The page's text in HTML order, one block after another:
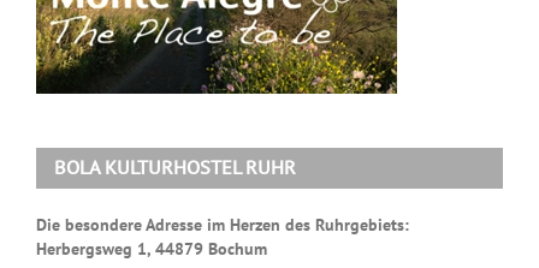
BOLA KULTURHOSTEL RUHR
Die besondere Adresse im Herzen des Ruhrgebiets:
Herbergsweg 1, 44879 Bochum